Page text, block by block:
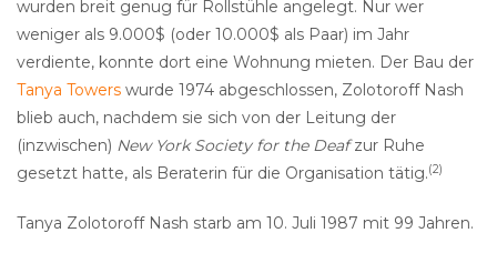
wurden breit genug für Rollstühle angelegt. Nur wer
weniger als 9.000$ (oder 10.000$ als Paar) im Jahr
verdiente, konnte dort eine Wohnung mieten. Der Bau der
Tanya Towers wurde 1974 abgeschlossen, Zolotoroff Nash
blieb auch, nachdem sie sich von der Leitung der
(inzwischen) New York Society for the Deafzur Ruhe
gesetzt hatte, als Beraterin für die Organisation tätig.(2)
Tanya Zolotoroff Nash starb am 10. Juli 1987 mit 99 Jahren.